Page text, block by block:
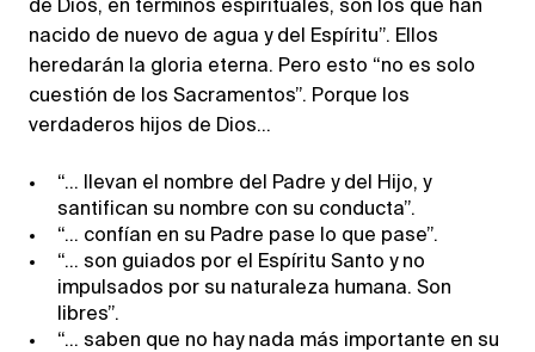
de Dios, en términos espirituales, son los que han
nacido de nuevo de agua y del Espíritu”. Ellos
heredarán la gloria eterna. Pero esto “no es solo
cuestión de los Sacramentos”. Porque los
verdaderos hijos de Dios…
“… llevan el nombre del Padre y del Hijo, y
santifican su nombre con su conducta”.
“… confían en su Padre pase lo que pase”.
“… son guiados por el Espíritu Santo y no
impulsados por su naturaleza humana. Son
libres”.
“… saben que no hay nada más importante en su